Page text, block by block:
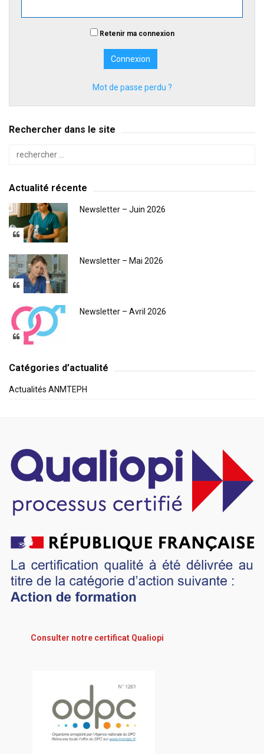
Retenir ma connexion
Mot de passe perdu ?
Rechercher dans le site
Actualité récente
Newsletter – Juin 2026
Newsletter – Mai 2026
Newsletter – Avril 2026
Catégories d’actualité
Actualités ANMTEPH
Consulter notre certificat Qualiopi